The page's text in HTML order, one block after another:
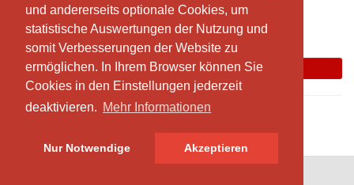
und andererseits optionale Cookies, um
statistische Auswertungen der Nutzung und
somit Verbesserungen der Website zu
ermöglichen. In Ihrem Browser können Sie
Cookies in den Einstellungen jederzeit
deaktivieren. Mehr Informationen
Nur Notwendige Akzeptieren
und andererseits optionale Cookies, um
statistische Auswertungen der Nutzung und
somit Verbesserungen der Website zu
ermöglichen. In Ihrem Browser können Sie
Cookies in den Einstellungen jederzeit
deaktivieren. Mehr Informationen
Nur Notwendige Akzeptieren
Melanie Amstad
Freie Plätze: 8
Jetzt buchen